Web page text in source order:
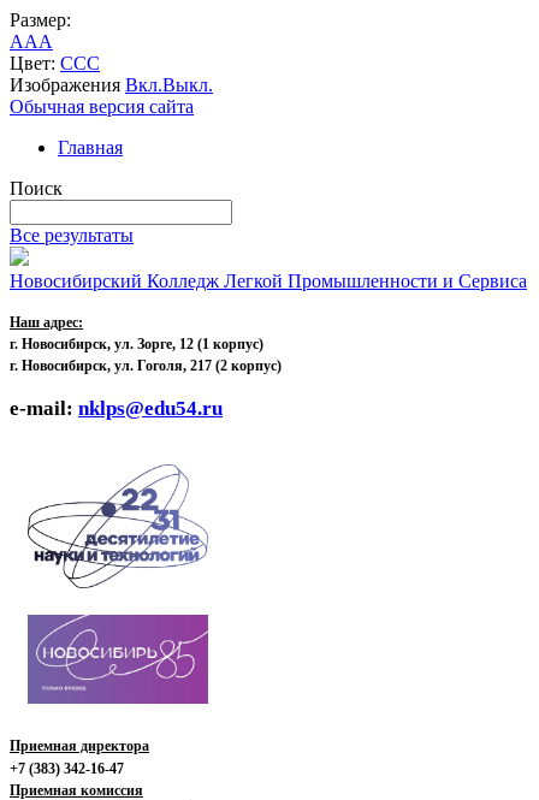
Размер:
AAA
Цвет: CCC
Изображения Вкл.Выкл.
Обычная версия сайта
Главная
Поиск
Все результаты
Новосибирский Колледж Легкой Промышленности и Сервиса
Наш адрес:
г. Новосибирск, ул. Зорге, 12 (1 корпус)
г. Новосибирск, ул. Гоголя, 217 (2 корпус)
e-mail: nklps@edu54.ru
Приемная директора
+7 (383) 342-16-47
Приемная комиссия